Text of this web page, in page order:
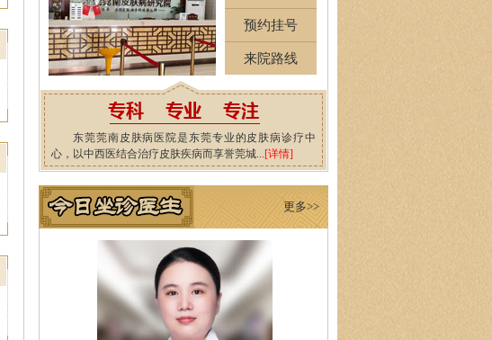
预约挂号
来院路线
东莞莞南皮肤病医院是东莞专业的皮肤病诊疗中
心，以中西医结合治疗皮肤疾病而享誉莞城...[详情]
更多>>